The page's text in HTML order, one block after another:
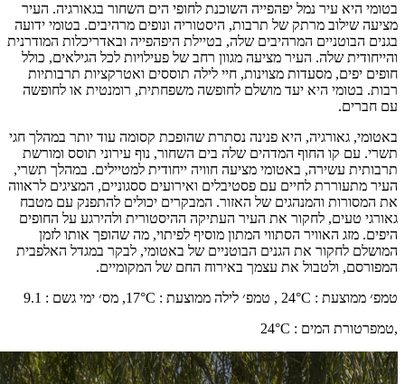
בטומי היא עיר נמל יפהפייה השוכנת לחופי הים השחור בגאורגיה. העיר
מציעה שילוב מרתק של תרבות, היסטוריה ונופים מרהיבים. בטומי ידועה
בגנים הבוטניים המרהיבים שלה, בטיילת היפהפייה ובאדריכלות המודרנית
והייחודית שלה. העיר מציעה מגוון רחב של פעילויות לכל הגילאים, כולל
חופים יפים, מסעדות מצוינות, חיי לילה תוססים ואטרקציות תרבותיות
רבות. בטומי היא יעד מושלם לחופשה משפחתית, רומנטית או לחופשה
עם חברים.
באטומי, גאורגיה, היא פנינה נסתרת שהופכת קסומה עוד יותר במהלך חגי
תשרי. עם קו החוף המדהים שלה בים השחור, נוף עירוני תוסס ומורשת
תרבותית עשירה, באטומי מציעה חוויה ייחודית למטיילים. במהלך תשרי,
העיר מתעוררת לחיים עם פסטיבלים ואירועים ססגוניים, המציגים לראווה
את המסורות והמנהגים של האזור. המבקרים יכולים להתפנק עם מטבח
גאורגי טעים, לחקור את העיר העתיקה ההיסטורית ולהירגע על החופים
היפים. מזג האוויר הסתווי המתון מוסיף לפיתוי, מה שהופך אותו לזמן
המושלם לחקור את הגנים הבוטניים של באטומי, לבקר במגדל האלפבית
המפורסם, ולטבול את עצמך באירוח החם של המקומיים.
טמפ׳ ממוצעת :
24°C , טמפ׳ לילה ממוצעת :
17°C, מס׳ ימי גשם :
9.1
,טמפרטורת המים :
24°C